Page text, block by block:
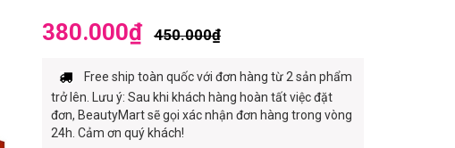
380.000₫ 450.000₫
Free ship toàn quốc với đơn hàng từ 2 sản phẩm
trở lên. Lưu ý: Sau khi khách hàng hoàn tất việc đặt
đơn, BeautyMart sẽ gọi xác nhận đơn hàng trong vòng
24h. Cảm ơn quý khách!